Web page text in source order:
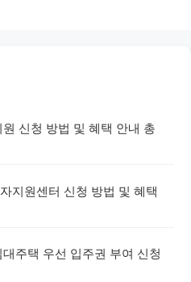
신청 방법 및 혜택 안내 총
지원센터 신청 방법 및 혜택
주택 우선 입주권 부여 신청